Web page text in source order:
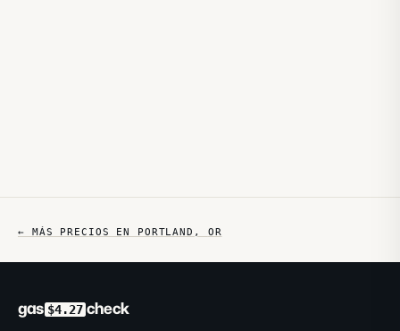
← MÁS PRECIOS EN PORTLAND , OR
gas $4.27 check